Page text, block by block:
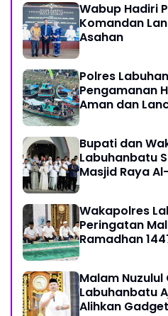
Wabup Hadiri
Komandan
Asahan
Polres
Pengamanan
Aman dan
Bupati dan
Labuhanbatu
Masjid Raya
Wakapolres
Peringatan
Ramadhan
Malam Nuzulul
Labuhanbatu
Alihkan